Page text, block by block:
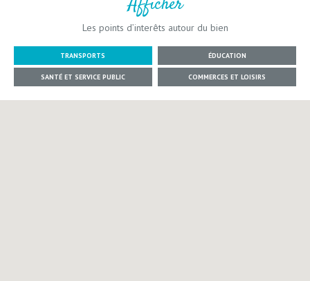
Les points d’interêts autour du bien
TRANSPORTS ÉDUCATION
SANTÉ ET SERVICE PUBLIC COMMERCES ET LOISIRS